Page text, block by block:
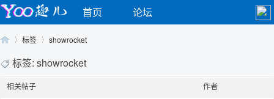
首页 论坛
Yo›
标签 showrocket
标签: showrocket
相关帖子 作者